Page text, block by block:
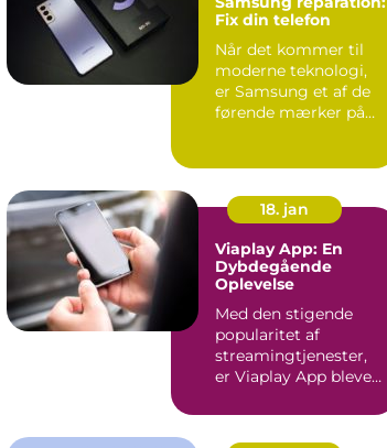
Fix din telefon
Når det kommer til
moderne teknologi,
er Samsung et af de
førende mærker på
18. jan
Viaplay App: En
Dybdegående
Oplevelse
Med den stigende
popularitet af
streamingtjenester,
er Viaplay App blevet
platforme...